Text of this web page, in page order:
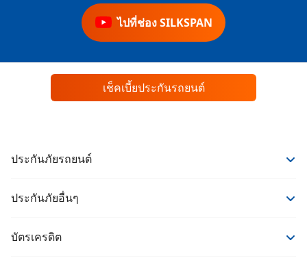
ไปที่ช่อง SILKSPAN
เช็คเบี้ยประกันรถยนต์
ประกันภัยรถยนต์
ประกันรถยนต์ชั้น 1
ประกันรถยนต์ชั้น 2+
ประกันภัยอื่นๆ
บัตรเครดิต